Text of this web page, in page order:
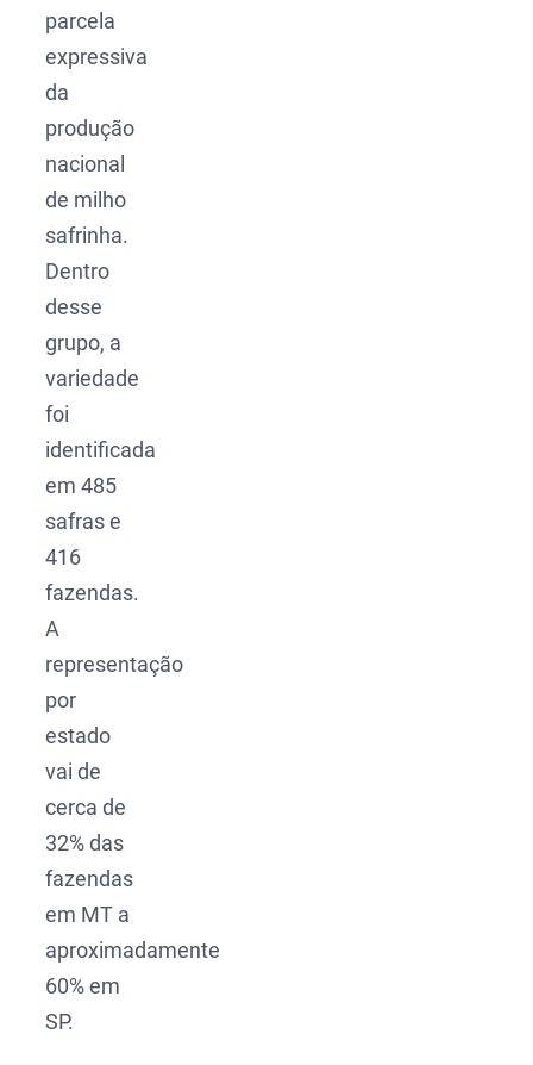
parcela
expressiva
da
produção
nacional
de milho
safrinha.
Dentro
desse
grupo, a
variedade
foi
identificada
em 485
safras e
416
fazendas.
A
representação
por
estado
vai de
cerca de
32% das
fazendas
em MT a
aproximadamente
60% em
SP.